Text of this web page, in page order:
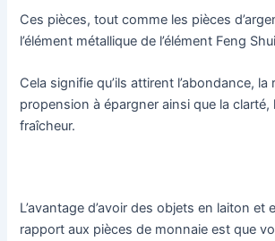
Ces pièces, tout comme les pièces
l’élément métallique de l’élément Feng
Cela signifie qu’ils attirent l’abondance, la
propension à épargner ainsi que la clarté,
fraîcheur.
L’avantage d’avoir des objets en laiton et
rapport aux pièces de monnaie est que